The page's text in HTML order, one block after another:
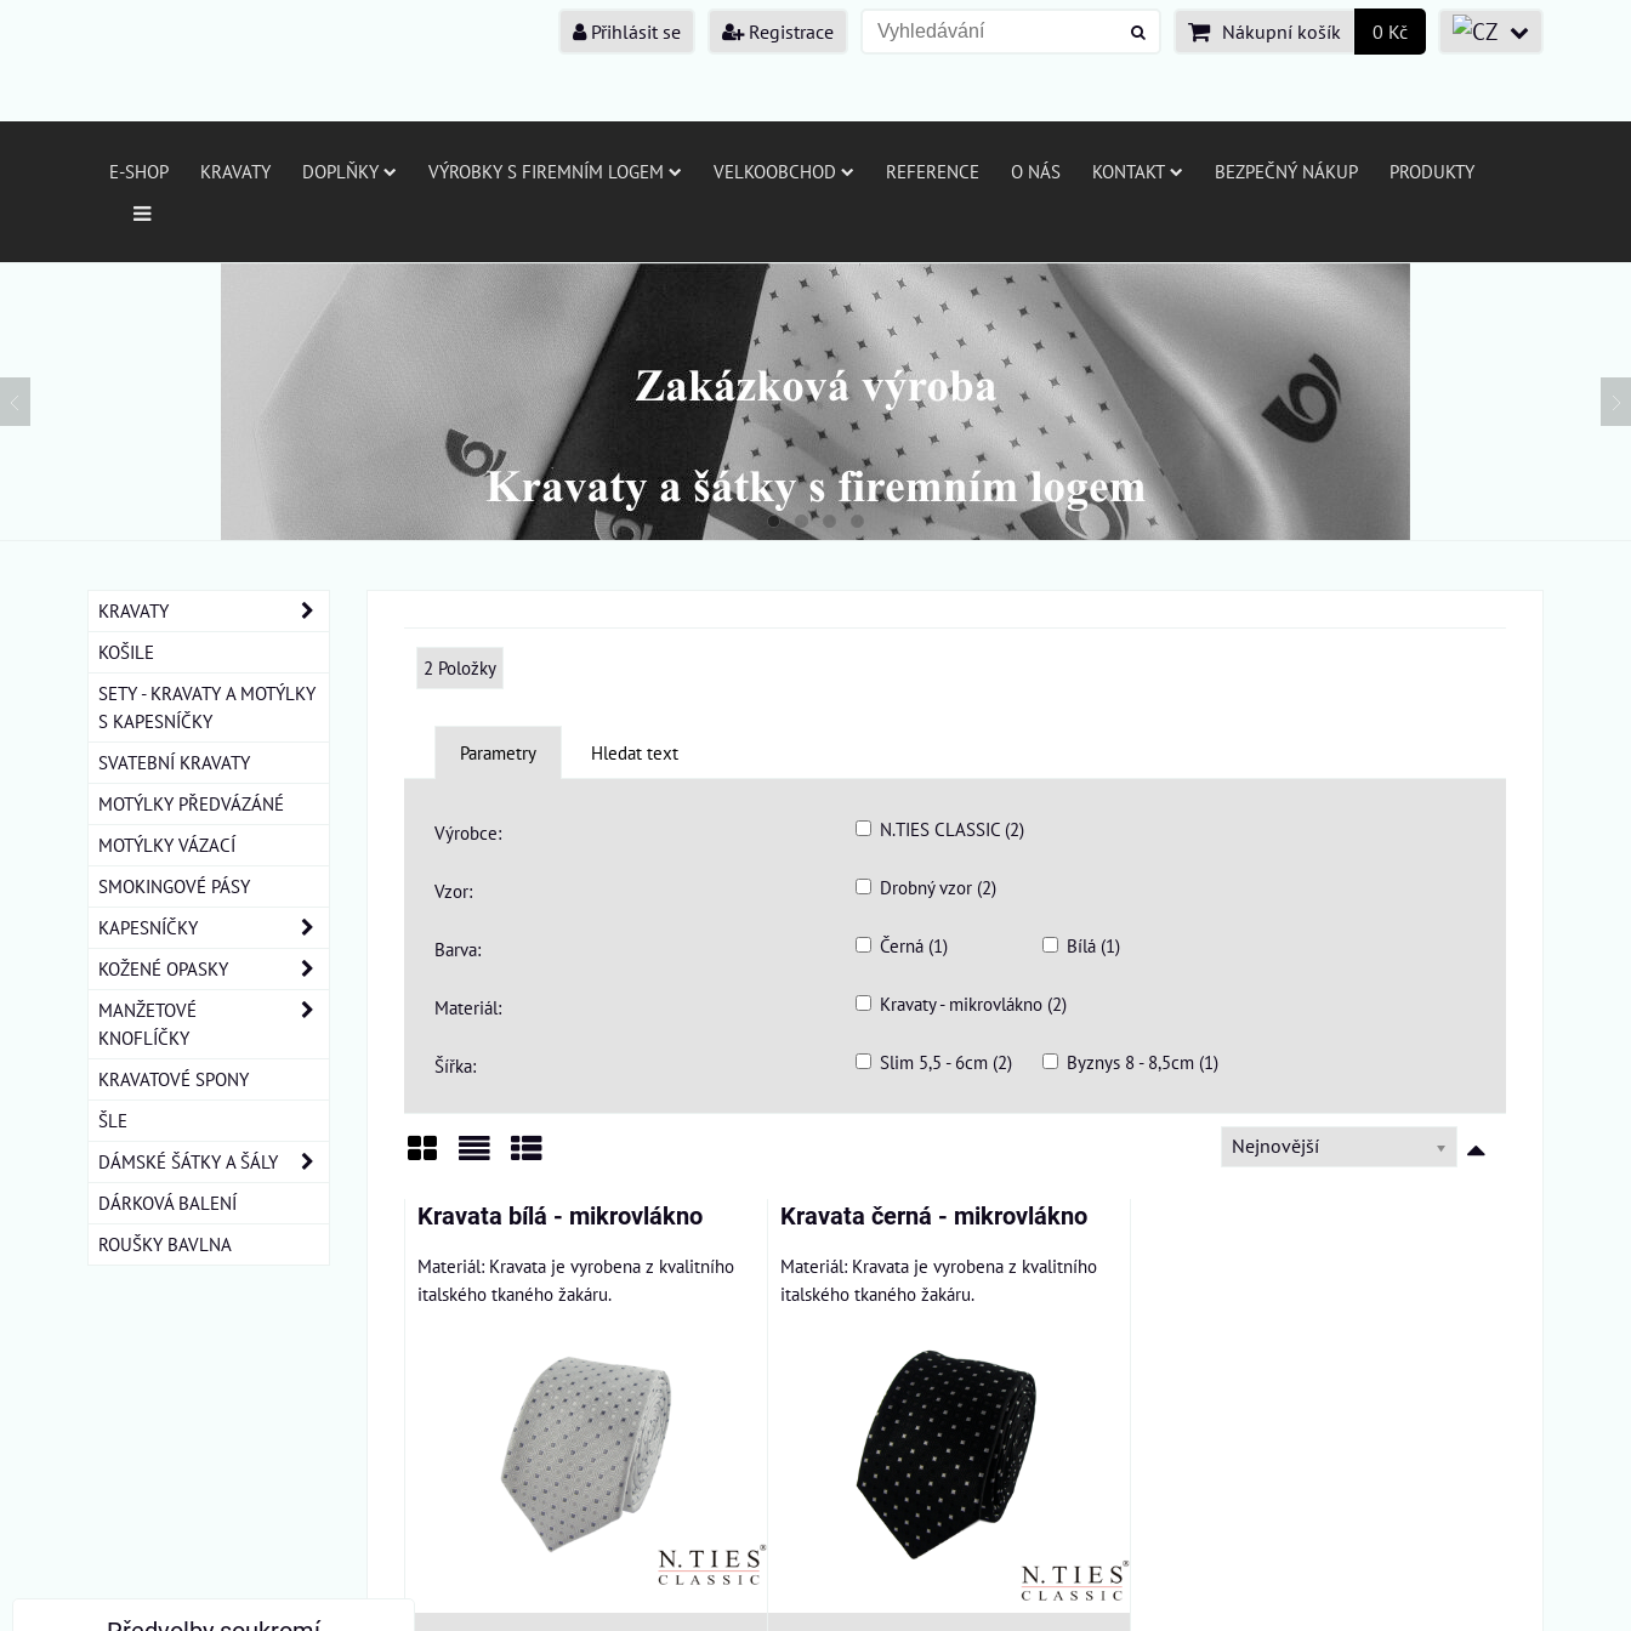
Přihlásit se Registrace Nákupní košík 0 Kč
E-SHOP KRAVATY DOPLŇKY VÝROBKY S FIREMNÍM LOGEM VELKOOBCHOD REFERENCE O NÁS KONTAKT BEZPEČNÝ NÁKUP PRODUKTY
2 Položky
Parametry Hledat text
Výrobce: N.TIES CLASSIC (2)
Vzor: Drobný vzor (2)
Barva: Černá (1) Bílá (1)
Materiál: Kravaty - mikrovlákno (2)
Šířka: Slim 5,5 - 6cm (2) Byznys 8 - 8,5cm (1)
Nejnovější
Kravata bílá - mikrovlákno
Materiál: Kravata je vyrobena z kvalitního
italského tkaného žakáru.
Kravata černá - mikrovlákno
Materiál: Kravata je vyrobena z kvalitního
italského tkaného žakáru.
KRAVATY
KOŠILE
SETY - KRAVATY A MOTÝLKY
S KAPESNÍČKY
SVATEBNÍ KRAVATY
MOTÝLKY PŘEDVÁZÁNÉ
MOTÝLKY VÁZACÍ
SMOKINGOVÉ PÁSY
KAPESNÍČKY
KOŽENÉ OPASKY
MANŽETOVÉ
KNOFLÍČKY
KRAVATOVÉ SPONY
ŠLE
DÁMSKÉ ŠÁTKY A ŠÁLY
DÁRKOVÁ BALENÍ
ROUŠKY BAVLNA